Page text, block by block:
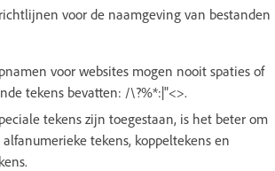
voor de naamgeving van bestanden
voor websites mogen nooit spaties of
tekens bevatten: /\?%*:|"<>.
tekens zijn toegestaan, is het beter om
tekens, koppeltekens en